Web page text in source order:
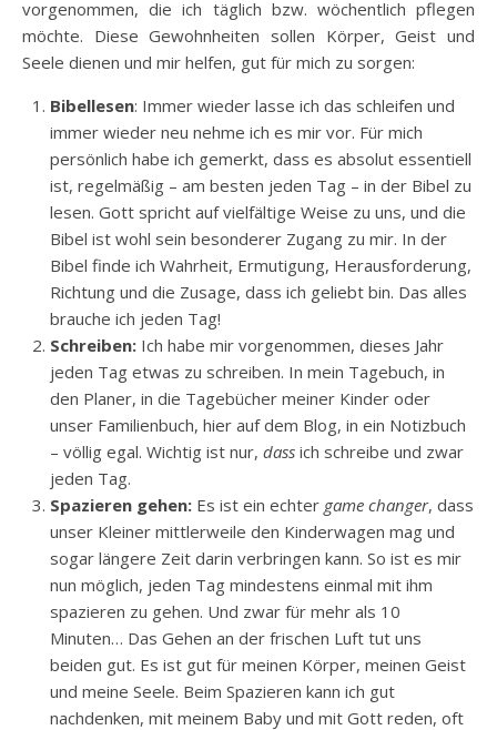
vorgenommen, die ich täglich bzw. wöchentlich pflegen
möchte. Diese Gewohnheiten sollen Körper, Geist und
Seele dienen und mir helfen, gut für mich zu sorgen:
Bibellesen: Immer wieder lasse ich das schleifen und
immer wieder neu nehme ich es mir vor. Für mich
persönlich habe ich gemerkt, dass es absolut essentiell
ist, regelmäßig – am besten jeden Tag – in der Bibel zu
lesen. Gott spricht auf vielfältige Weise zu uns, und die
Bibel ist wohl sein besonderer Zugang zu mir. In der
Bibel finde ich Wahrheit, Ermutigung, Herausforderung,
Richtung und die Zusage, dass ich geliebt bin. Das alles
brauche ich jeden Tag!
Schreiben: Ich habe mir vorgenommen, dieses Jahr
jeden Tag etwas zu schreiben. In mein Tagebuch, in
den Planer, in die Tagebücher meiner Kinder oder
unser Familienbuch, hier auf dem Blog, in ein Notizbuch
– völlig egal. Wichtig ist nur, dass ich schreibe und zwar
jeden Tag.
Spazieren gehen: Es ist ein echter game changer, dass
unser Kleiner mittlerweile den Kinderwagen mag und
sogar längere Zeit darin verbringen kann. So ist es mir
nun möglich, jeden Tag mindestens einmal mit ihm
spazieren zu gehen. Und zwar für mehr als 10
Minuten… Das Gehen an der frischen Luft tut uns
beiden gut. Es ist gut für meinen Körper, meinen Geist
und meine Seele. Beim Spazieren kann ich gut
nachdenken, mit meinem Baby und mit Gott reden, oft